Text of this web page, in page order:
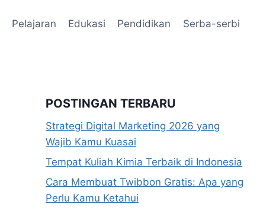
Pelajaran Edukasi Pendidikan Serba-serbi
POSTINGAN TERBARU
Strategi Digital Marketing 2026 yang
Wajib Kamu Kuasai
Tempat Kuliah Kimia Terbaik di Indonesia
Cara Membuat Twibbon Gratis: Apa yang
Perlu Kamu Ketahui